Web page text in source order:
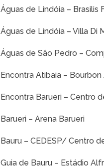
Águas de Lindóia – Brasilis
Águas de Lindóia – Villa Di
Águas de São Pedro –
Encontra Atibaia –
Encontra Barueri – Centro
Barueri – Arena Barueri
Bauru – CEDESP/ Centro
Guia de Bauru – Estádio